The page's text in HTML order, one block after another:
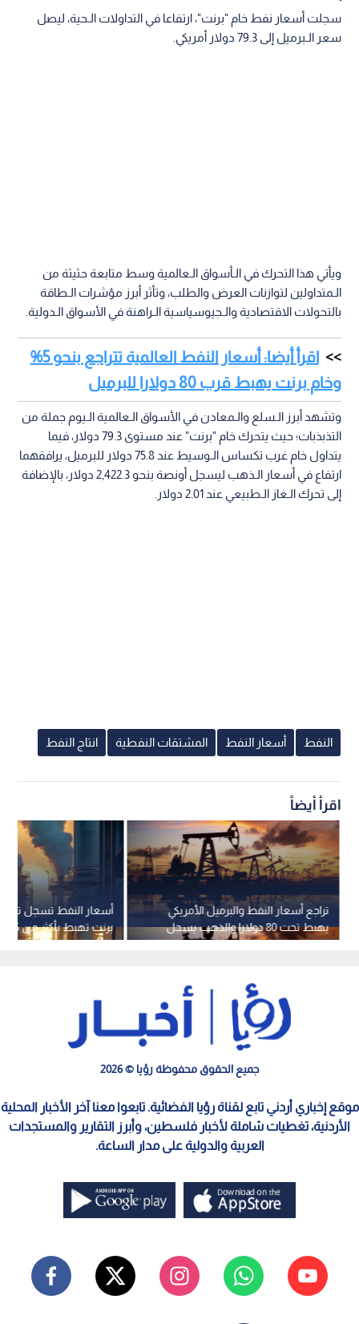
سجلت أسعار نفط خام "برنت"، ارتفاعا في التداولات الـحية، ليصل
سعر الـبرميل إلى 79.3 دولار أمريكي.
ويأتي هذا التحرك في الـأسواق الـعالمية وسط متابعة حثيثة من
الـمتداولين لتوازنات العرض والطلب، وتأثر أبرز مؤشرات الـطاقة
بالتحولات الاقتصادية والـجيوسياسية الـراهنة في الأسواق الـدولية.
اقرأ أيضا: أسعار النفط العالمية تتراجع بنحو 5%
وخام برنت يهبط قرب 80 دولارا للبرميل
وتشهد أبرز الـسلع والـمعادن في الأسواق الـعالمية الـيوم جملة من
التذبذبات؛ حيث يتحرك خام "برنت" عند مستوى 79.3 دولار، فيما
يتداول خام غرب تكساس الـوسيط عند 75.8 دولار للبرميل، يرافقهما
ارتفاع في أسعار الـذهب ليسجل أونصة بنحو 2,422.3 دولار، بالإضافة
إلى تحرك الـغاز الـطبيعي عند 2.01 دولار.
النفط أسعار النفط المشتقات النفطية انتاج النفط
اقرأ أيضاً
أسعار النفط تسجل
برنت تهبط بأكثر من 5%
تراجع أسعار النفط والبرميل الأمريكي
يهبط تحت 80 دولارا والذهب يسجل
ارتفاعا
جميع الحقوق محفوظة رؤيا © 2026
موقع إخباري أردني تابع لقناة رؤيا الفضائية. تابعوا معنا آخر الأخبار المحلية
الأردنية، تغطيات شاملة لأخبار فلسطين، وأبرز التقارير والمستجدات
العربية والدولية على مدار الساعة.